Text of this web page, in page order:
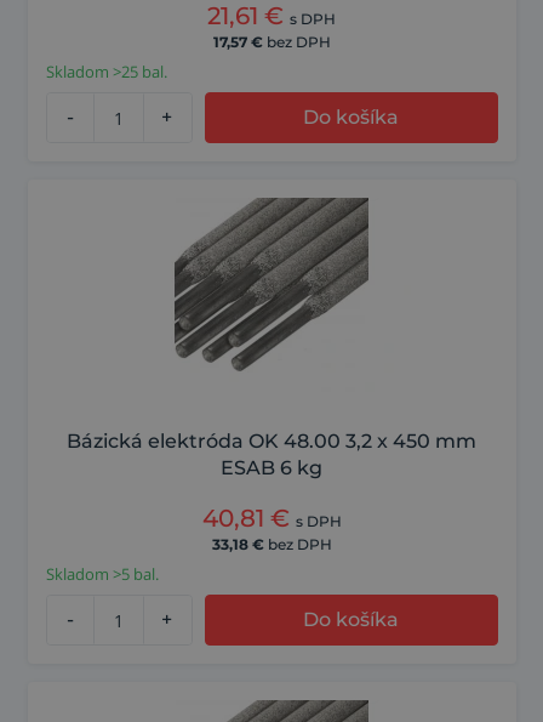
21,61 € s DPH
17,57 € bez DPH
Skladom >25 bal.
- + Do košíka
Bázická elektróda OK 48.00 3,2 x 450 mm
ESAB 6 kg
40,81 € s DPH
33,18 € bez DPH
Skladom >5 bal.
- + Do košíka